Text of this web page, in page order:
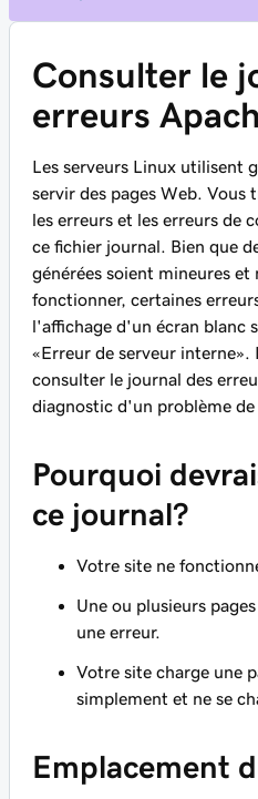
Consulter le
erreurs
Les serveurs Linux utilisent
servir des pages Web. Vous
les erreurs et les erreurs de
ce fichier journal. Bien que
générées soient mineures
fonctionner, certaines
l'affichage d'un écran blanc
«Erreur de serveur
consulter le journal des
diagnostic d'un problème de
Pourquoi
ce journal?
Votre site ne
Une ou plusieurs
une erreur.
Votre site charge une
simplement et ne se
Emplacement